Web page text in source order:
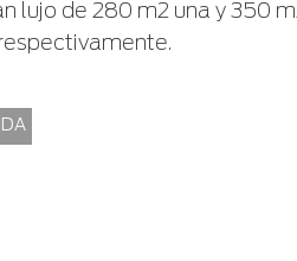
lujo de 280 m2 una y 350